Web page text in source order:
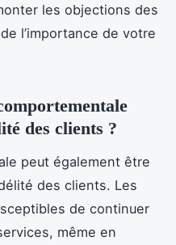
les objections des
l’importance de votre
des clients ?
peut également être
des clients. Les
de continuer
même en